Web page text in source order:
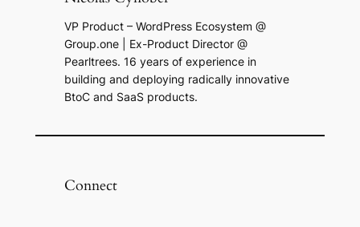
VP Product – WordPress Ecosystem @
Group.one | Ex-Product Director @
Pearltrees. 16 years of experience in
building and deploying radically innovative
BtoC and SaaS products.
Connect